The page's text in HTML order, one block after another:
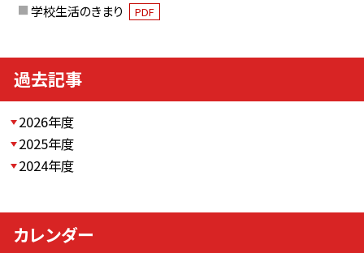
学校生活のきまり PDF
過去記事
2026年度
2025年度
2024年度
カレンダー